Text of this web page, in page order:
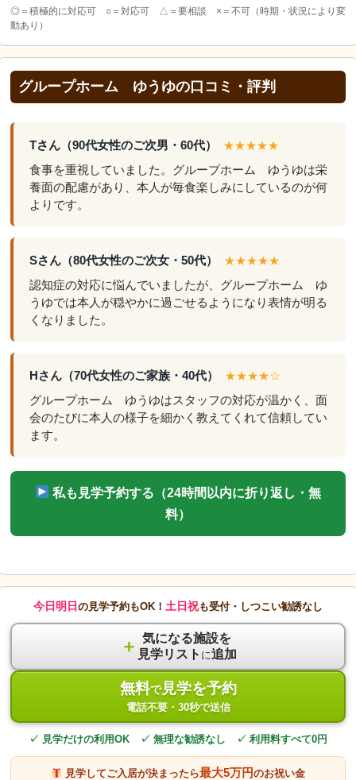
◎＝積極的に対応可 ○＝対応可 △＝要相談 ×＝不可（時期・状況により変
動あり）
グループホーム ゆうゆの口コミ・評判
Tさん（90代女性のご次男・60代） ★★★★★
食事を重視していました。グループホーム ゆうゆは栄
養面の配慮があり、本人が毎食楽しみにしているのが何
よりです。
Sさん（80代女性のご次女・50代） ★★★★★
認知症の対応に悩んでいましたが、グループホーム ゆ
うゆでは本人が穏やかに過ごせるようになり表情が明る
くなりました。
Hさん（70代女性のご家族・40代） ★★★★☆
グループホーム ゆうゆはスタッフの対応が温かく、面
会のたびに本人の様子を細かく教えてくれて信頼してい
ます。
私も見学予約する（24時間以内に折り返し・無
料）
今日明日 の見学予約もOK！ 土日祝も受付・しつこい勧誘なし
＋ 気になる施設を
見学リスト に追加
無料で見学を予約
電話不要・30秒で送信
✓ 見学だけの利用OK ✓ 無理な勧誘なし ✓ 利用料すべて0円
見学してご入居が決まったら最大5万円のお祝い金